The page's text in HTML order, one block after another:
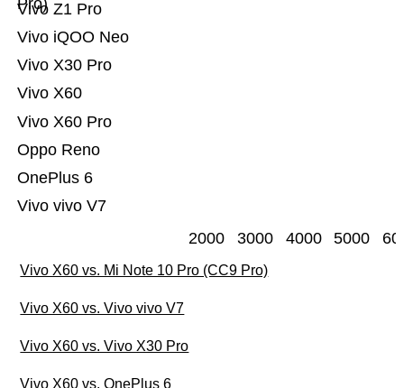
Vivo vivo V7
OnePlus 6
Oppo Reno
Vivo X60 Pro
Vivo X60
Vivo X30 Pro
Vivo iQOO Neo
Vivo Z1 Pro
Pro)
2000 3000 4000 5000
Vivo X60 vs. Mi Note 10 Pro (CC9 Pro)
Vivo X60 vs. Vivo vivo V7
Vivo X60 vs. Vivo X30 Pro
Vivo X60 vs. OnePlus 6